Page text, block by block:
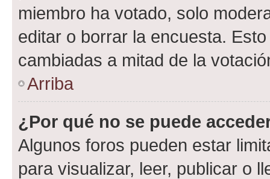
miembro ha votado, solo
editar o borrar la encuesta.
cambiadas a mitad de la
Arriba
¿Por qué no se puede
Algunos foros pueden estar
para visualizar, leer, publicar o